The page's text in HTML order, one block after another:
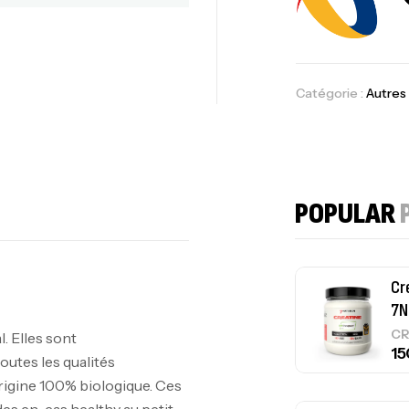
Catégorie : Autres
Elles sont
les qualités
100% biologique. Ces
POPULAR